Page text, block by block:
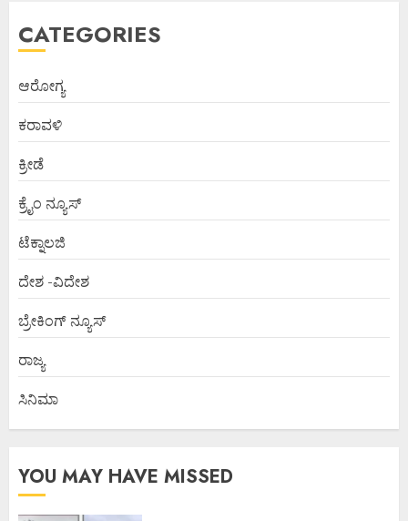
CATEGORIES
ಆರೋಗ್ಯ
ಕರಾವಳಿ
ಕ್ರೀಡೆ
ಕ್ರೈಂ ನ್ಯೂಸ್
ಟೆಕ್ನಾಲಜಿ
ದೇಶ -ವಿದೇಶ
ಬ್ರೇಕಿಂಗ್ ನ್ಯೂಸ್
ರಾಜ್ಯ
ಸಿನಿಮಾ
YOU MAY HAVE MISSED